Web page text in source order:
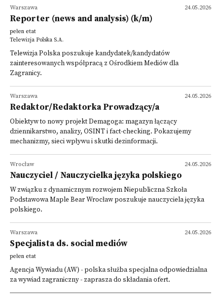
24.05.2026
Warszawa
Reporter (news and analysis)​ (k/m)
pełen etat
Telewizja Polska S.A.
Telewizja Polska poszukuje kandydatek/kandydatów
zainteresowanych współpracą z Ośrodkiem Mediów dla
Zagranicy.
24.05.2026
Warszawa
Redaktor/Redaktorka Prowadzący/a
Obiektyw to nowy projekt Demagoga: magazyn łączący
dziennikarstwo, analizy, OSINT i fact-checking. Pokazujemy
mechanizmy, sieci wpływu i skutki dezinformacji.
24.05.2026
Wrocław
Nauczyciel / Nauczycielka języka polskiego
W związku z dynamicznym rozwojem Niepubliczna Szkoła
Podstawowa Maple Bear Wrocław poszukuje nauczyciela języka
polskiego.
24.05.2026
Warszawa
Specjalista ds. social mediów
pełen etat
Agencja Wywiadu (AW) - polska służba specjalna odpowiedzialna
za wywiad zagraniczny - zaprasza do składania ofert.